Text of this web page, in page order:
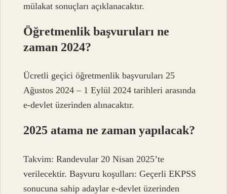
mülakat sonuçları açıklanacaktır.
Öğretmenlik başvuruları ne
zaman 2024?
Ücretli geçici öğretmenlik başvuruları 25
Ağustos 2024 – 1 Eylül 2024 tarihleri ​​arasında
e-devlet üzerinden alınacaktır.
2025 atama ne zaman yapılacak?
Takvim: Randevular 20 Nisan 2025’te
verilecektir. Başvuru koşulları: Geçerli EKPSS
sonucuna sahip adaylar e-devlet üzerinden